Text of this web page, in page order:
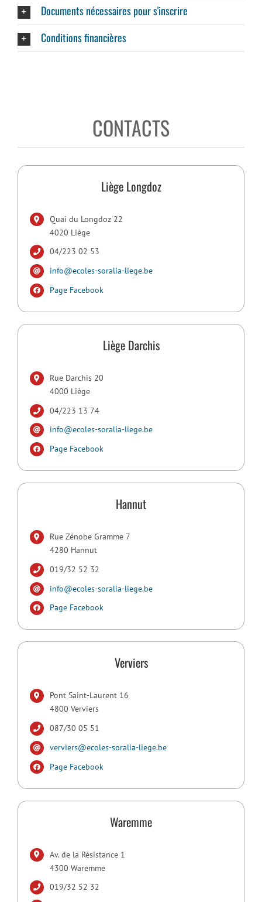
Documents nécessaires pour s'inscrire
Conditions financières
CONTACTS
Liège Longdoz
Quai du Longdoz 22
4020 Liège
04/223 02 53
info@ecoles-soralia-liege.be
Page Facebook
Liège Darchis
Rue Darchis 20
4000 Liège
04/223 13 74
info@ecoles-soralia-liege.be
Page Facebook
Hannut
Rue Zénobe Gramme 7
4280 Hannut
019/32 52 32
info@ecoles-soralia-liege.be
Page Facebook
Verviers
Pont Saint-Laurent 16
4800 Verviers
087/30 05 51
verviers@ecoles-soralia-liege.be
Page Facebook
Waremme
Av. de la Résistance 1
4300 Waremme
019/32 52 32